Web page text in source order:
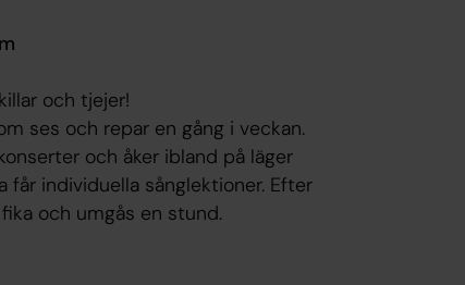
och tjejer!
ses och repar en gång i veckan.
och åker ibland på läger
får individuella sånglektioner. Efter
och umgås en stund.